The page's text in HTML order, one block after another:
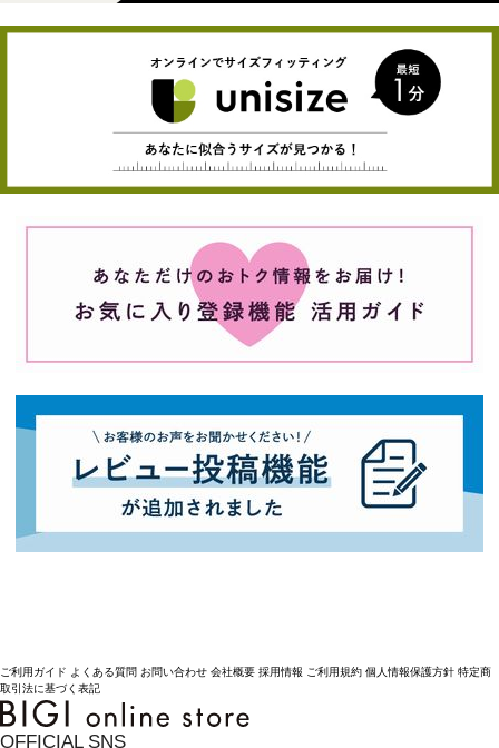
ご利用ガイド よくある質問 お問い合わせ 会社概要 採用情報 ご利用規約 個人情報保護方針 特定商
取引法に基づく表記
OFFICIAL SNS